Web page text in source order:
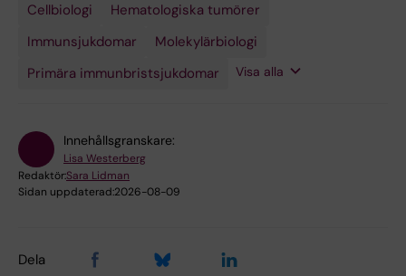
Cellbiologi
Hematologiska tumörer
Immunsjukdomar
Molekylärbiologi
Primära immunbristsjukdomar
Rymdforskning
Visa alla
Innehållsgranskare:
Lisa Westerberg
Redaktör:Sara Lidman
Sidan uppdaterad:2026-08-09
Dela